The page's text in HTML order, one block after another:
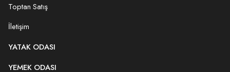
Toptan Satış
İletişim
YATAK ODASI
YEMEK ODASI